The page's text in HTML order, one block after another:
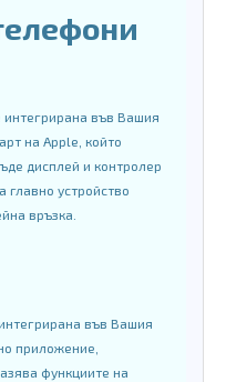
във Вашия
на Apple, който
дисплей и контролер
главно устройство
връзка.
във Вашия
приложение,
функциите на